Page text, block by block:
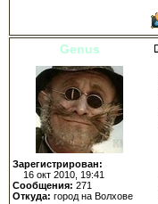
Genus
Зарегистрирован:
16 окт 2010, 19:41
Сообщения: 271
Откуда: город на Волхове